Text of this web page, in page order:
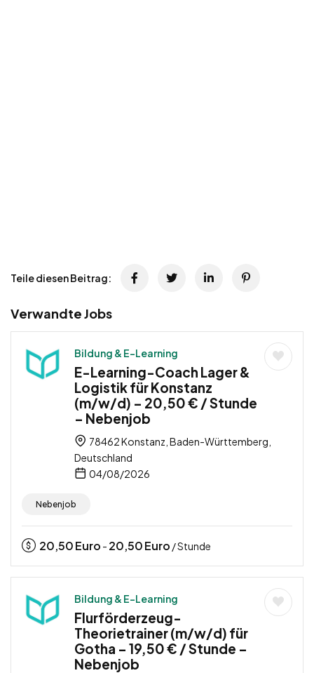
Teile diesen Beitrag:
Verwandte Jobs
Bildung & E-Learning
E-Learning-Coach Lager &
Logistik für Konstanz
(m/w/d) – 20,50 € / Stunde
– Nebenjob
78462 Konstanz, Baden-Württemberg,
Deutschland
04/08/2026
Nebenjob
20,50Euro - 20,50Euro / Stunde
Bildung & E-Learning
Flurförderzeug-
Theorietrainer (m/w/d) für
Gotha – 19,50 € / Stunde –
Nebenjob